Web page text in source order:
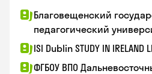
Благовещенский
педагогический
ISI Dublin STUDY IN IRELAND
ФГБОУ ВПО